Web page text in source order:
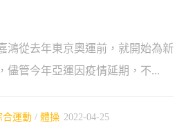
鴻從去年東京奧運前，就開始為新
儘管今年亞運因疫情延期，不...
合運動 / 體操 2022-04-25